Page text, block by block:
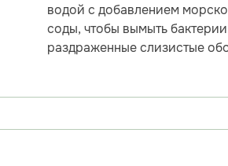
водой с добавлением
соды, чтобы вымыть
раздраженные слизистые